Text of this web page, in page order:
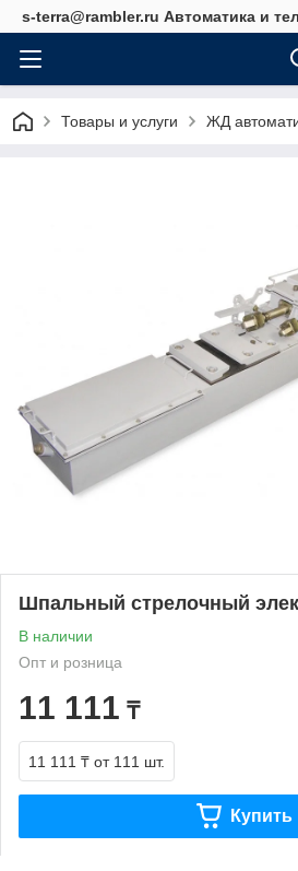
s-terra@rambler.ru Автоматика и
Товары и услуги ЖД
Шпальный стрелочный
В наличии
Опт и розница
11 111 ₸
11 111 ₸ от 111 шт.
Купить